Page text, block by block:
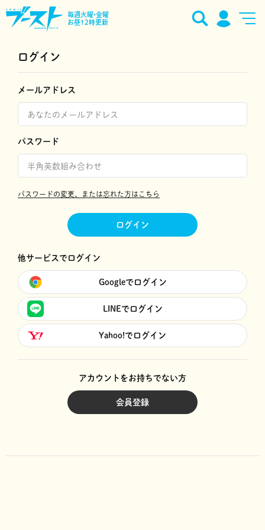
毎週火曜•金曜
お昼12時更新
ログイン
メールアドレス
パスワード
パスワードの変更、または忘れた方はこちら
ログイン
他サービスでログイン
Googleでログイン
LINEでログイン
Yahoo!でログイン
アカウントをお持ちでない方
会員登録